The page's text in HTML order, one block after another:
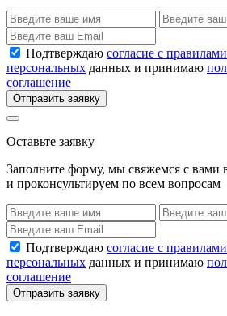
Подтверждаю согласие с
персональных данных и принимаю
соглашение
Отправить заявку
Оставьте заявку
Заполните форму, мы свяжемся с вами
и проконсультируем по всем вопросам
Подтверждаю согласие с
персональных данных и принимаю
соглашение
Отправить заявку